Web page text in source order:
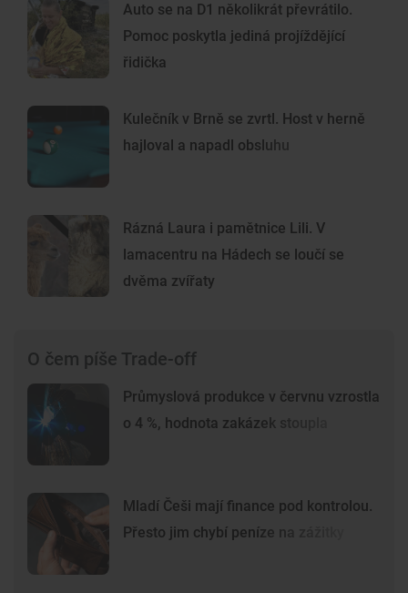
Auto se na D1 několikrát převrátilo.
Pomoc poskytla jediná projíždějící
řidička
Kulečník v Brně se zvrtl. Host v herně
hajloval a napadl obsluhu
Rázná Laura i pamětnice Lili. V
lamacentru na Hádech se loučí se
dvěma zvířaty
O čem píše Trade-off
Průmyslová produkce v červnu vzrostla
o 4 %, hodnota zakázek stoupla
Mladí Češi mají finance pod kontrolou.
Přesto jim chybí peníze na zážitky